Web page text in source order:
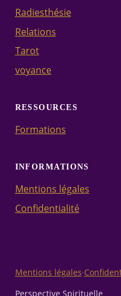
Radiesthésie
Relations
Tarot
voyance
RESSOURCES
Formations
INFORMATIONS
Mentions légales
Confidentialité
Mentions légales·
Perspective Spirituelle